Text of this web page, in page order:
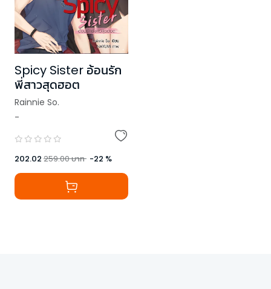
Spicy Sister อ้อนรัก
พี่สาวสุดฮอต
Rainnie So.
-
202.02 259.00บาท -22 %